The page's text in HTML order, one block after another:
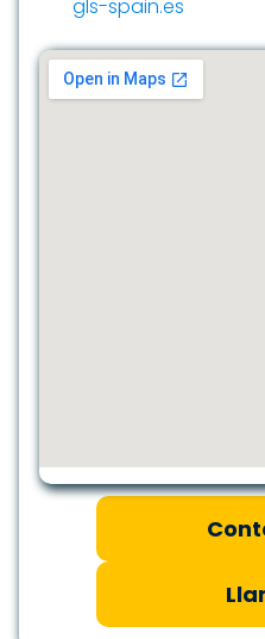
gls-spain.es